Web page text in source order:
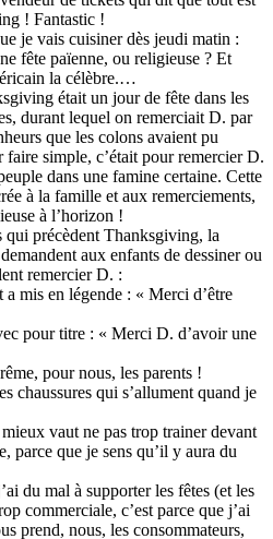
! Fantastic !
je vais cuisiner dès jeudi matin :
fête païenne, ou religieuse ? Et
la célèbre.…
était un jour de fête dans les
durant lequel on remerciait D. par
que les colons avaient pu
faire simple, c’était pour remercier D.
dans une famine certaine. Cette
à la famille et aux remerciements,
à l’horizon !
qui précèdent Thanksgiving, la
aux enfants de dessiner ou
remercier D. :
mis en légende : « Merci d’être
pour titre : « Merci D. d’avoir une
pour nous, les parents !
chaussures qui s’allument quand je
vaut ne pas trop trainer devant
parce que je sens qu’il y aura du
du mal à supporter les fêtes (et les
commerciale, c’est parce que j’ai
prend, nous, les consommateurs,